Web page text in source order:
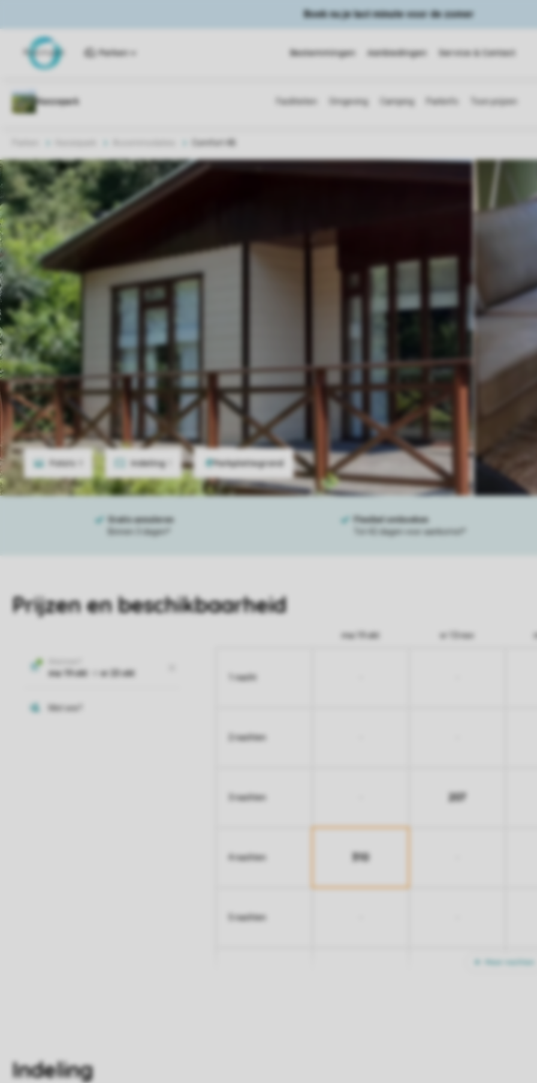
Boek nu je last minute voor de zomer
Parken Bestemmingen Aanbiedingen Service & Contact
Foto's Indeling
Prijzen en beschikbaarheid
ma 19 okt vr 13 nov
1 nacht
2 nachten
3 nachten 207
4 nachten 310
5 nachten
Indeling